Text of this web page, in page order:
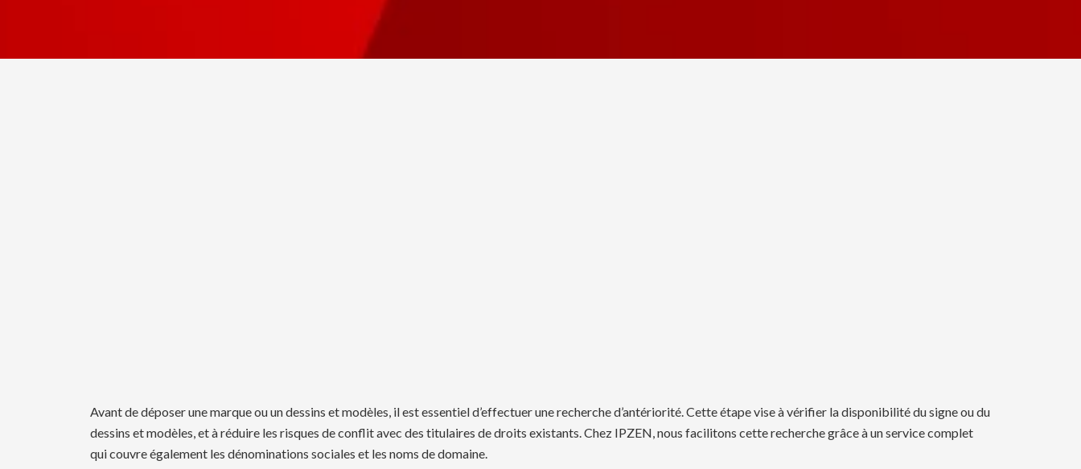
Avant de déposer une marque ou un dessins et modèles, il est essentiel d’effectuer une recherche d’antériorité. Cette étape vise à vérifier la disponibilité du signe ou du
dessins et modèles, et à réduire les risques de conflit avec des titulaires de droits existants. Chez IPZEN, nous facilitons cette recherche grâce à un service complet
qui couvre également les dénominations sociales et les noms de domaine.